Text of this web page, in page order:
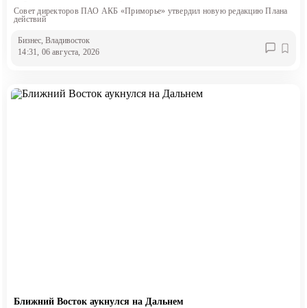
Совет директоров ПАО АКБ «Приморье» утвердил новую редакцию Плана
действий
Бизнес, Владивосток
14:31, 06 августа, 2026
Ближний Восток аукнулся на Дальнем